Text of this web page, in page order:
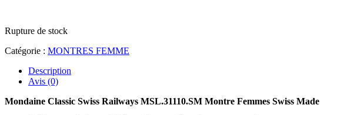
Rupture de stock
Catégorie : MONTRES FEMME
Description
Avis (0)
Mondaine Classic Swiss Railways MSL.31110.SM Montre Femmes Swiss Made